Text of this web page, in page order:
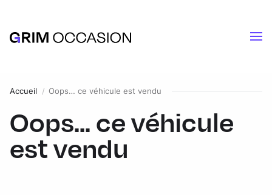
Accueil Oops… ce véhicule est vendu
Oops... ce véhicule
est vendu